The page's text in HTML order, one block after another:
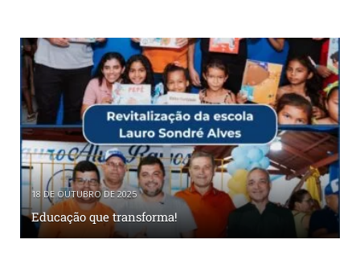
18 DE OUTUBRO DE 2025
Educação que transforma!